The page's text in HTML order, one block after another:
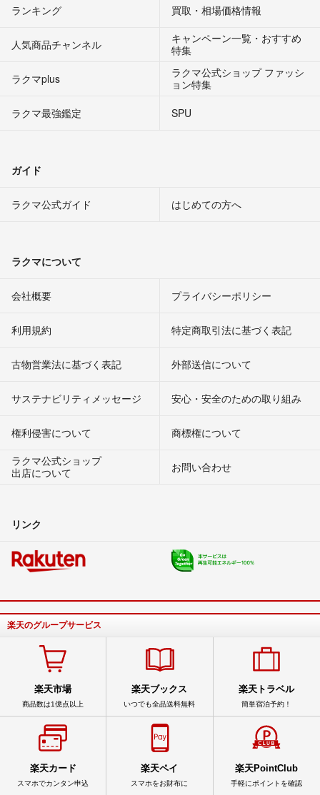
ランキング 買取・相場価格情報
人気商品チャンネル
キャンペーン一覧・おすすめ
特集
ラクマplus
ラクマ公式ショップ ファッシ
ョン特集
ラクマ最強鑑定
SPU
ガイド
ラクマ公式ガイド はじめての方へ
ラクマについて
会社概要 プライバシーポリシー
利用規約 特定商取引法に基づく表記
古物営業法に基づく表記 外部送信について
サステナビリティメッセージ 安心・安全のための取り組み
権利侵害について
商標権について
ラクマ公式ショップ
出店について
お問い合わせ
リンク
楽天のグループサービス
楽天市場
商品数は1億点以上
楽天ブックス
いつでも全品送料無料
楽天トラベル
簡単宿泊予約！
楽天カード
スマホでカンタン申込
楽天ペイ
スマホをお財布に
楽天PointClub
手軽にポイントを確認